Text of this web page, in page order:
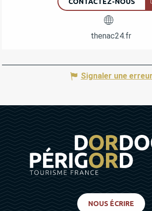
thenac24.fr
Signaler une erreur
NOUS ÉCRIRE